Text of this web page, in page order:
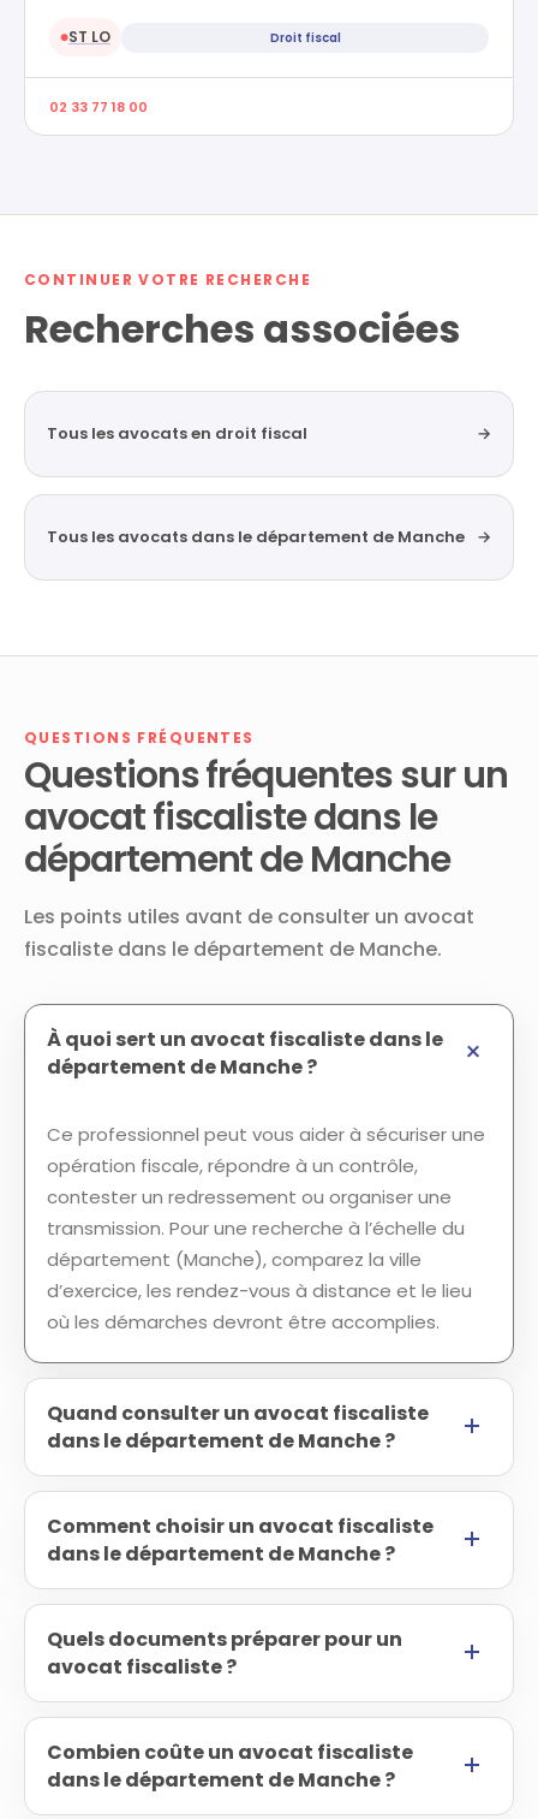
●ST LO Droit fiscal
02 33 77 18 00
CONTINUER VOTRE RECHERCHE
Recherches associées
Tous les avocats en droit fiscal →
Tous les avocats dans le département de Manche →
QUESTIONS FRÉQUENTES
Questions fréquentes sur un
avocat fiscaliste dans le
département de Manche
Les points utiles avant de consulter un avocat
fiscaliste dans le département de Manche.
À quoi sert un avocat fiscaliste dans le
département de Manche ?
Ce professionnel peut vous aider à sécuriser une
opération fiscale, répondre à un contrôle,
contester un redressement ou organiser une
transmission. Pour une recherche à l’échelle du
département (Manche), comparez la ville
d’exercice, les rendez-vous à distance et le lieu
où les démarches devront être accomplies.
Quand consulter un avocat fiscaliste
dans le département de Manche ?
Comment choisir un avocat fiscaliste
dans le département de Manche ?
Quels documents préparer pour un
avocat fiscaliste ?
Combien coûte un avocat fiscaliste
dans le département de Manche ?